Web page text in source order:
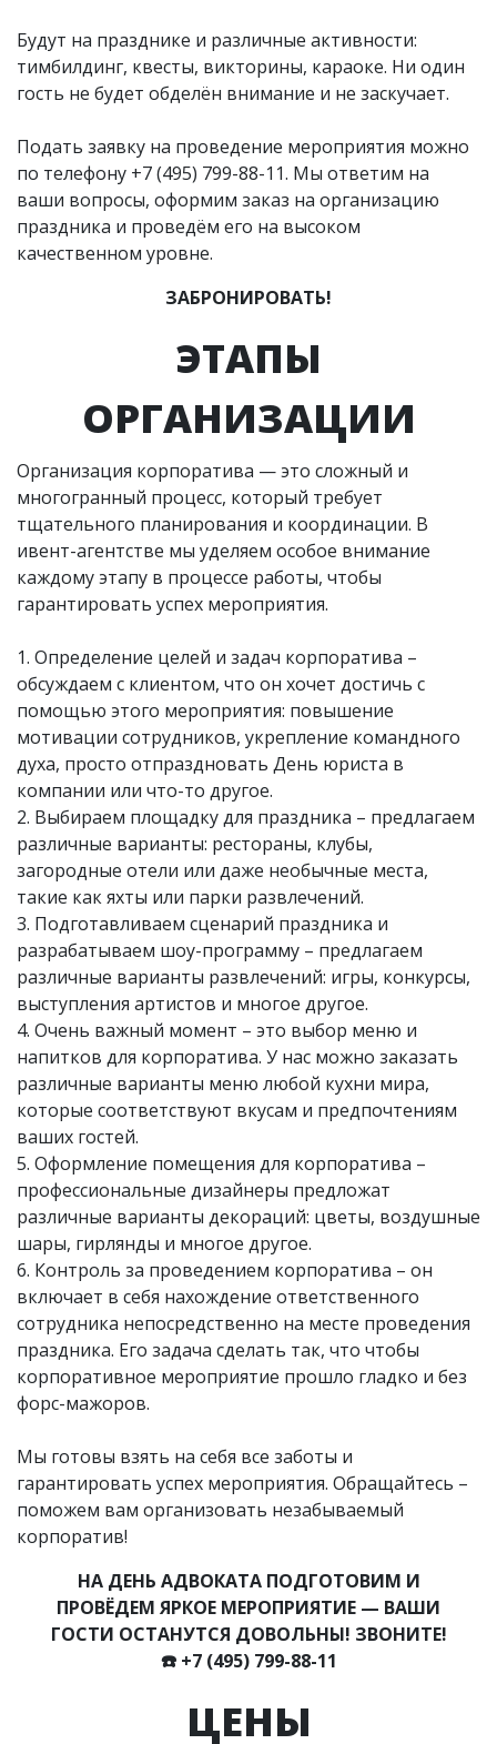
Будут на празднике и различные активности:
тимбилдинг, квесты, викторины, караоке. Ни один
гость не будет обделён внимание и не заскучает.
Подать заявку на проведение мероприятия можно
по телефону +7 (495) 799-88-11. Мы ответим на
ваши вопросы, оформим заказ на организацию
праздника и проведём его на высоком
качественном уровне.
ЗАБРОНИРОВАТЬ!
ЭТАПЫ
ОРГАНИЗАЦИИ
Организация корпоратива — это сложный и
многогранный процесс, который требует
тщательного планирования и координации. В
ивент-агентстве мы уделяем особое внимание
каждому этапу в процессе работы, чтобы
гарантировать успех мероприятия.
1. Определение целей и задач корпоратива –
обсуждаем с клиентом, что он хочет достичь с
помощью этого мероприятия: повышение
мотивации сотрудников, укрепление командного
духа, просто отпраздновать День юриста в
компании или что-то другое.
2. Выбираем площадку для праздника – предлагаем
различные варианты: рестораны, клубы,
загородные отели или даже необычные места,
такие как яхты или парки развлечений.
3. Подготавливаем сценарий праздника и
разрабатываем шоу-программу – предлагаем
различные варианты развлечений: игры, конкурсы,
выступления артистов и многое другое.
4. Очень важный момент – это выбор меню и
напитков для корпоратива. У нас можно заказать
различные варианты меню любой кухни мира,
которые соответствуют вкусам и предпочтениям
ваших гостей.
5. Оформление помещения для корпоратива –
профессиональные дизайнеры предложат
различные варианты декораций: цветы, воздушные
шары, гирлянды и многое другое.
6. Контроль за проведением корпоратива – он
включает в себя нахождение ответственного
сотрудника непосредственно на месте проведения
праздника. Его задача сделать так, что чтобы
корпоративное мероприятие прошло гладко и без
форс-мажоров.
Мы готовы взять на себя все заботы и
гарантировать успех мероприятия. Обращайтесь –
поможем вам организовать незабываемый
корпоратив!
НА ДЕНЬ АДВОКАТА ПОДГОТОВИМ И
ПРОВЁДЕМ ЯРКОЕ МЕРОПРИЯТИЕ — ВАШИ
ГОСТИ ОСТАНУТСЯ ДОВОЛЬНЫ! ЗВОНИТЕ!
☎️ +7 (495) 799-88-11
ЦЕНЫ